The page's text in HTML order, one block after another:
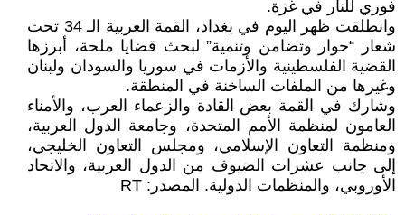
فوري للنار في غزة.
وانطلقت ظهر اليوم في بغداد، القمة العربية الـ 34 تحت
شعار “حوار وتضامن وتنمية” لبحث قضايا ملحة، أبرزها
القضية الفلسطينية والأزمات في سوريا والسودان ولبنان
وغيرها من الملفات الساخنة في المنطقة.
وشارك في القمة بعض القادة والزعماء العرب، والأمناء
العامون لمنظمة الأمم المتحدة، وجامعة الدول العربية،
ومنظمة التعاون الإسلامي، ومجلس التعاون الخليجي،
إلى جانب عشرات الضيوف من الدول العربية، والاتحاد
الأوروبي، والمنظمات الدولية. المصدر: RT